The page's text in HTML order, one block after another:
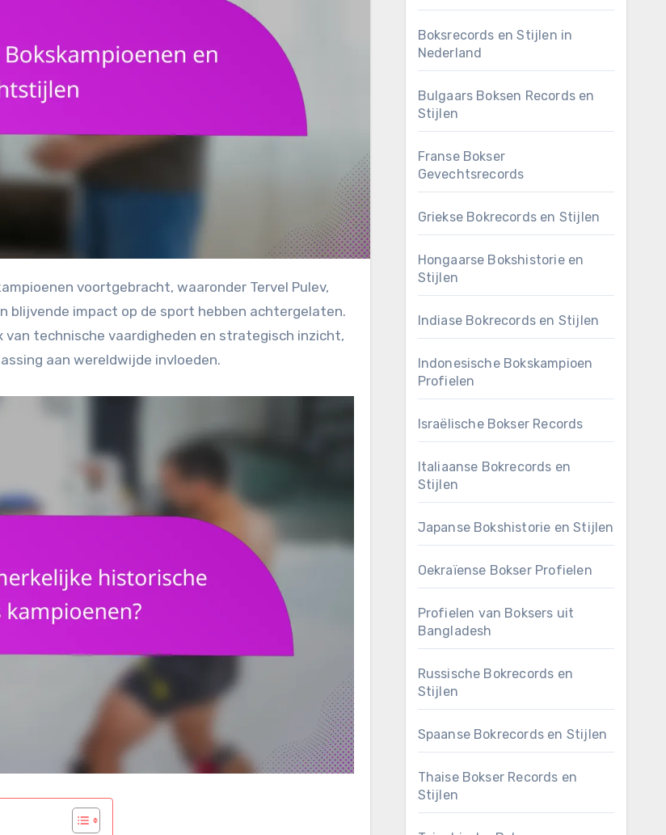
blijvende impact op de sport hebben achtergelaten.
technische vaardigheden en strategisch inzicht,
aan wereldwijde invloeden.
Boksrecords en Stijlen in
Nederland
Bulgaars Boksen Records en
Stijlen
Franse Bokser
Gevechtsrecords
Griekse Bokrecords en Stijlen
Hongaarse Bokshistorie en
Stijlen
Indiase Bokrecords en Stijlen
Indonesische Bokskampioen
Profielen
Israëlische Bokser Records
Italiaanse Bokrecords en
Stijlen
Japanse Bokshistorie en Stijlen
Oekraïense Bokser Profielen
Profielen van Boksers uit
Bangladesh
Russische Bokrecords en
Stijlen
Spaanse Bokrecords en Stijlen
Thaise Bokser Records en
Stijlen